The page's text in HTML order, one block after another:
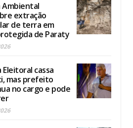
Ambiental
extração
de terra em
de Paraty
Eleitoral cassa
mas prefeito
no cargo e pode